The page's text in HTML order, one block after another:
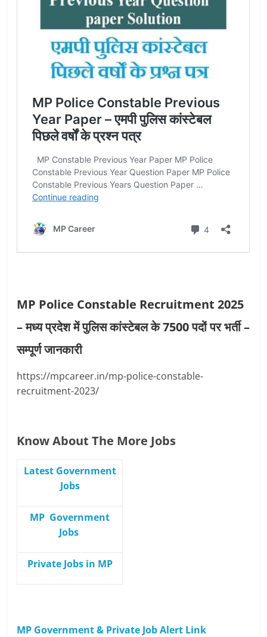
MP Police Constable Recruitment 2025
– मध्य प्रदेश में पुलिस कांस्टेबल के 7500 पदों पर भर्ती –
सम्पूर्ण जानकारी
https://mpcareer.in/mp-police-constable-
recruitment-2023/
Know About The More Jobs
Latest Government
Jobs
MP Government
Jobs
Private Jobs in MP
MP Government & Private Job Alert Link